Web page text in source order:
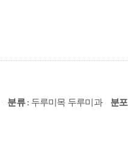
분류: 두루미목 두루미과 분포